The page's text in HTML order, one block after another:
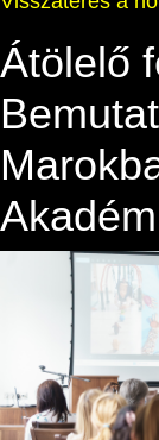
Átölelő